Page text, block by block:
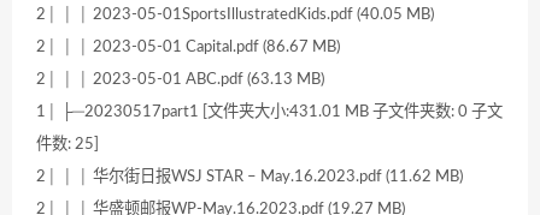
2│ │ │ 2023-05-01SportsIllustratedKids.pdf (40.05 MB)
2│ │ │ 2023-05-01 Capital.pdf (86.67 MB)
2│ │ │ 2023-05-01 ABC.pdf (63.13 MB)
1│ ├─20230517part1 [文件夹大小:431.01 MB 子文件夹数: 0 子文
件数: 25]
2│ │ │ 华尔街日报WSJ STAR – May.16.2023.pdf (11.62 MB)
2│ │ │ 华盛顿邮报WP-May.16.2023.pdf (19.27 MB)